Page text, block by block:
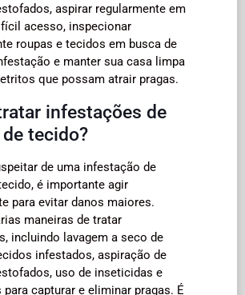
aspirar regularmente em
acesso, inspecionar
roupas e tecidos em busca de
e manter sua casa limpa
que possam atrair pragas.
infestações de
tecido?
de uma infestação de
é importante agir
para evitar danos maiores.
maneiras de tratar
incluindo lavagem a seco de
infestados, aspiração de
uso de inseticidas e
para capturar e eliminar pragas. É